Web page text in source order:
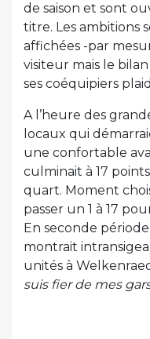
de saison et sont
titre. Les ambitions
affichées -par
visiteur mais le
ses coéquipiers
A l’heure des
locaux qui
une confortable
culminait à 17
quart. Moment
passer un 1 à 17
En seconde
montrait
unités à
suis fier de mes